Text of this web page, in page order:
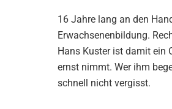
16 Jahre lang an den
Erwachsenenbildung.
Hans Kuster ist damit ein
ernst nimmt. Wer ihm
schnell nicht vergisst.